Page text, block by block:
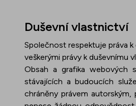
Duševní vlastnictví
Společnost respektuje práva
veškerými právy k duševnímu
Obsah a grafika webových
stávajících a budoucích
chráněny právem